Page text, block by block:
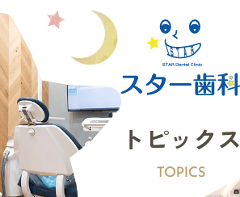
トピックス
TOPICS